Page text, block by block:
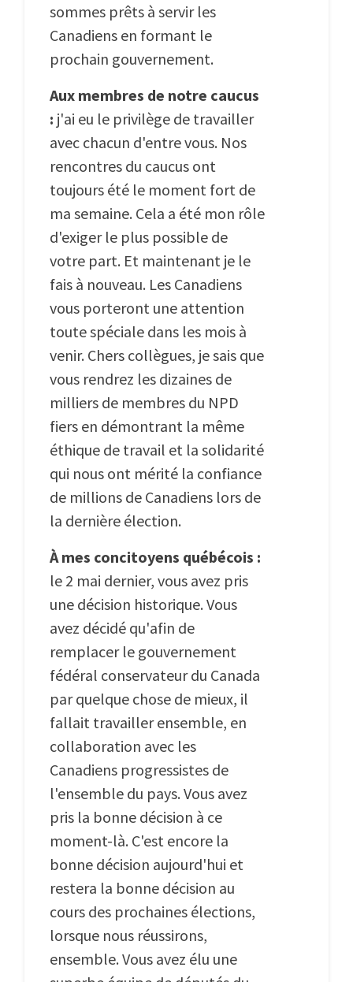
sommes prêts à servir les
Canadiens en formant le
prochain gouvernement.
Aux membres de notre caucus
: j'ai eu le privilège de travailler
avec chacun d'entre vous. Nos
rencontres du caucus ont
toujours été le moment fort de
ma semaine. Cela a été mon rôle
d'exiger le plus possible de
votre part. Et maintenant je le
fais à nouveau. Les Canadiens
vous porteront une attention
toute spéciale dans les mois à
venir. Chers collègues, je sais que
vous rendrez les dizaines de
milliers de membres du NPD
fiers en démontrant la même
éthique de travail et la solidarité
qui nous ont mérité la confiance
de millions de Canadiens lors de
la dernière élection.
À mes concitoyens québécois :
le 2 mai dernier, vous avez pris
une décision historique. Vous
avez décidé qu'afin de
remplacer le gouvernement
fédéral conservateur du Canada
par quelque chose de mieux, il
fallait travailler ensemble, en
collaboration avec les
Canadiens progressistes de
l'ensemble du pays. Vous avez
pris la bonne décision à ce
moment-là. C'est encore la
bonne décision aujourd'hui et
restera la bonne décision au
cours des prochaines élections,
lorsque nous réussirons,
ensemble. Vous avez élu une